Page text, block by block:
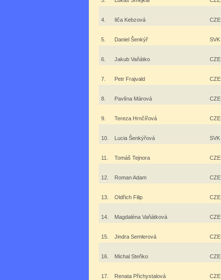
4. Ilča Kebzová CZE
5. Daniel Šenkýř SVK
6. Jakub Vaňátko CZE
7. Petr Frajvald CZE
8. Pavlína Márová CZE
9. Tereza Hrnčířová CZE
10. Lucia Šenkýřová SVK
11. Tomáš Tejnora CZE
12. Roman Adam CZE
13. Oldřich Filip CZE
14. Magdaléna Vaňátková CZE
15. Jindra Semlerová CZE
16. Michal Steňko CZE
17. Renata Přichystalová CZE